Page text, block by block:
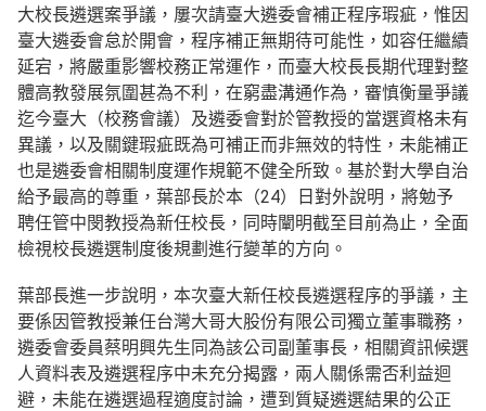
大校長遴選案爭議，屢次請臺大遴委會補正程序瑕疵，惟因
臺大遴委會怠於開會，程序補正無期待可能性，如容任繼續
延宕，將嚴重影響校務正常運作，而臺大校長長期代理對整
體高教發展氛圍甚為不利，在窮盡溝通作為，審慎衡量爭議
迄今臺大（校務會議）及遴委會對於管教授的當選資格未有
異議，以及關鍵瑕疵既為可補正而非無效的特性，未能補正
也是遴委會相關制度運作規範不健全所致。基於對大學自治
給予最高的尊重，葉部長於本（24）日對外說明，將勉予
聘任管中閔教授為新任校長，同時闡明截至目前為止，全面
檢視校長遴選制度後規劃進行變革的方向。
葉部長進一步說明，本次臺大新任校長遴選程序的爭議，主
要係因管教授兼任台灣大哥大股份有限公司獨立董事職務，
遴委會委員蔡明興先生同為該公司副董事長，相關資訊候選
人資料表及遴選程序中未充分揭露，兩人關係需否利益迴
避，未能在遴選過程適度討論，遭到質疑遴選結果的公正